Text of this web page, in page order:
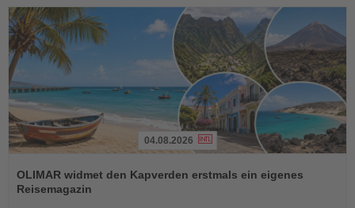
Sie
die
Nachrichten
04.08.2026
OLIMAR widmet den Kapverden erstmals ein eigenes
Reisemagazin